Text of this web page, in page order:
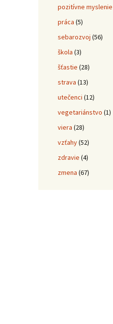
pozitívne myslenie
práca (5)
sebarozvoj (56)
škola (3)
šťastie (28)
strava (13)
utečenci (12)
vegetariánstvo (1)
viera (28)
vzťahy(52)
zdravie (4)
zmena (67)